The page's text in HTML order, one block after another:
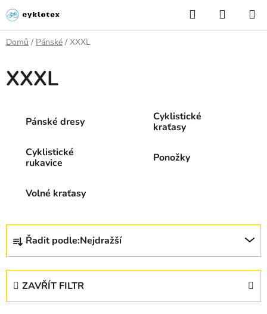
Přejít
na
obsah
Hledat
KOŠÍK
Domů / Pánské / XXXL
XXXL
Pánské dresy
Cyklistické
kraťasy
Cyklistické
rukavice
Ponožky
Volné kraťasy
Ř
z
Řadit podle:Nejdražší
ZAVŘÍT FILTR